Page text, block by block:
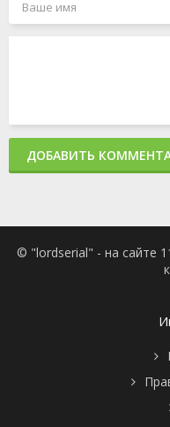
ДОБАВИТЬ
© "lordserial" - на сайте